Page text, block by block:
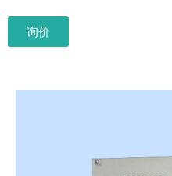
询价